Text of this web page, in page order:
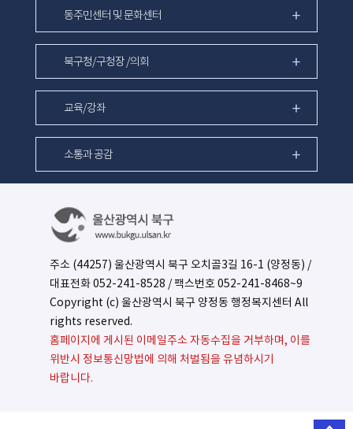
동주민센터 및 문화센터
북구청/구청장 /의회
교육/강좌
소통과 공감
주소 (44257) 울산광역시 북구 오치골3길 16-1 (양정동) /
대표전화052-241-8528 / 팩스번호 052-241-8468~9
Copyright (c) 울산광역시 북구 양정동 행정복지센터 All
rights reserved.
홈페이지에 게시된 이메일주소 자동수집을 거부하며, 이를
위반시 정보통신망법에 의해 처벌됨을 유념하시기
바랍니다.